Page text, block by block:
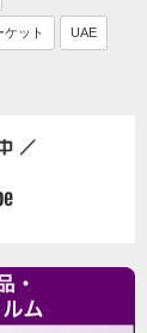
ケット UAE